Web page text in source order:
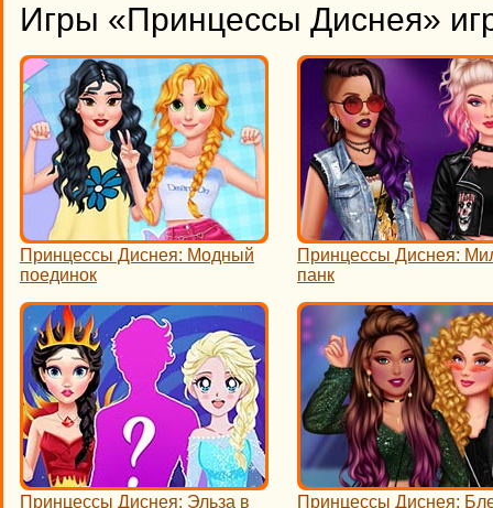
Игры «Принцессы Диснея»
Принцессы Диснея: Модный
поединок
Принцессы Диснея:
панк
Принцессы Диснея: Эльза в Принцессы Диснея: